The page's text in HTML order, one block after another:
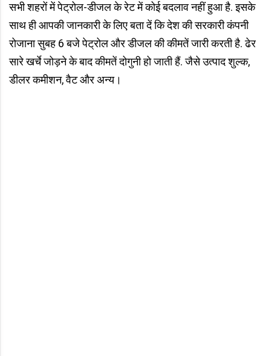
सभी शहरों में पेट्रोल-डीजल के रेट में कोई बदलाव नहीं हुआ है. इसके
साथ ही आपकी जानकारी के लिए बता दें कि देश की सरकारी कंपनी
रोजाना सुबह 6 बजे पेट्रोल और डीजल की कीमतें जारी करती है. ढेर
सारे खर्चे जोड़ने के बाद कीमतें दोगुनी हो जाती हैं. जैसे उत्पाद शुल्क,
डीलर कमीशन, वैट और अन्य।